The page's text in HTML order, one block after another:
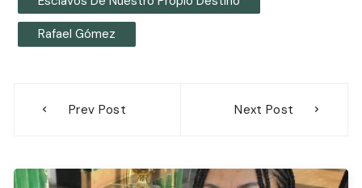
Rafael Gómez
Prev Post Next Post